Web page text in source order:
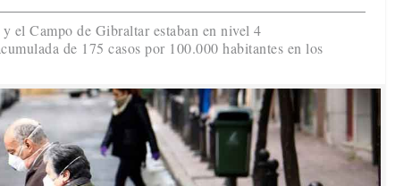
el Campo de Gibraltar estaban en nivel 4
de 175 casos por 100.000 habitantes en los